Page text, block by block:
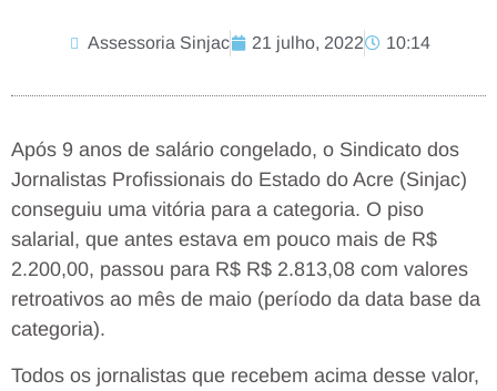
Assessoria Sinjac 21 julho, 2022 10:14
Após 9 anos de salário congelado, o Sindicato dos
Jornalistas Profissionais do Estado do Acre (Sinjac)
conseguiu uma vitória para a categoria. O piso
salarial, que antes estava em pouco mais de R$
2.200,00, passou para R$ R$ 2.813,08 com valores
retroativos ao mês de maio (período da data base da
categoria).
Todos os jornalistas que recebem acima desse valor,